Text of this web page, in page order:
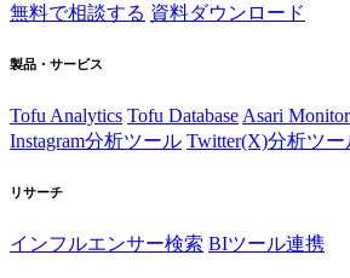
無料で相談する 資料ダウンロード
製品・サービス
Tofu Analytics Tofu Database Asari
Instagram分析ツール Twitter(X)分析ツー
リサーチ
インフルエンサー検索 BIツール連携